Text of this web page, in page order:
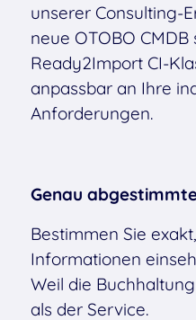
unserer Consulting-
neue OTOBO
Ready2Import CI-
anpassbar an Ihre
Anforderungen.
Genau
Bestimmen Sie
Informationen
Weil die
als der Service.